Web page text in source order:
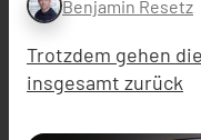
Benjamin Resetz
Trotzdem gehen
insgesamt zurück